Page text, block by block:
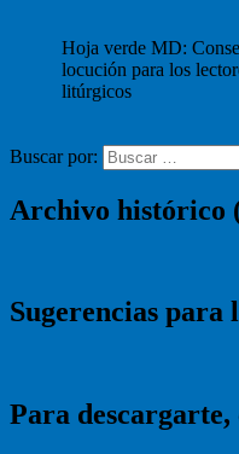
Hoja verde MD:
locución para los
litúrgicos
Buscar por:
Archivo histórico
Sugerencias para
Para